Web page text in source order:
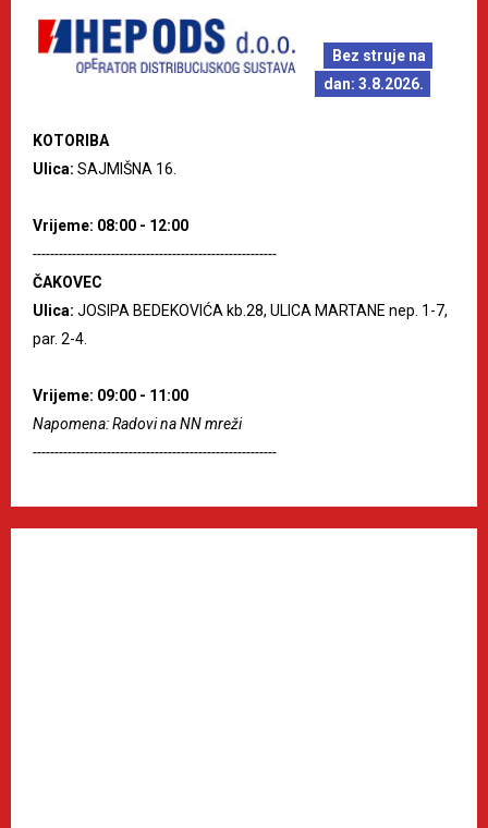
Bez struje na
dan: 3.8.2026.
KOTORIBA
Ulica: SAJMIŠNA 16.
Vrijeme: 08:00 - 12:00
--------------------------------------------------------
ČAKOVEC
Ulica: JOSIPA BEDEKOVIĆA kb.28, ULICA MARTANE nep. 1-7,
par. 2-4.
Vrijeme: 09:00 - 11:00
Napomena: Radovi na NN mreži
--------------------------------------------------------